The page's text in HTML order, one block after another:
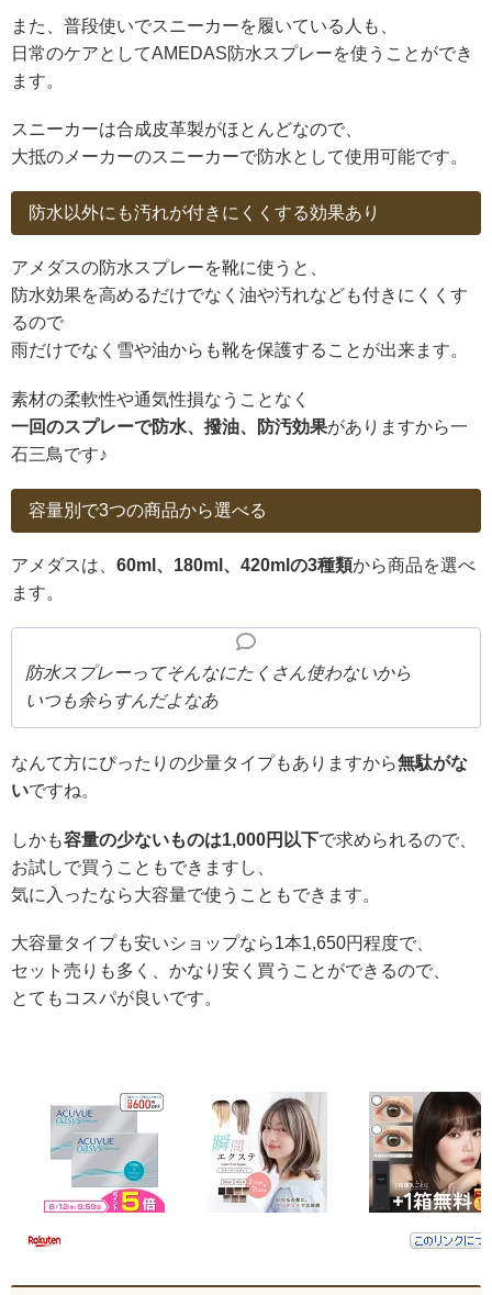
また、普段使いでスニーカーを履いている人も、
日常のケアとしてAMEDAS防水スプレーを使うことができ
ます。
スニーカーは合成皮革製がほとんどなので、
大抵のメーカーのスニーカーで防水として使用可能です。
防水以外にも汚れが付きにくくする効果あり
アメダスの防水スプレーを靴に使うと、
防水効果を高めるだけでなく油や汚れなども付きにくくす
るので
雨だけでなく雪や油からも靴を保護することが出来ます。
素材の柔軟性や通気性損なうことなく
一回のスプレーで防水、撥油、防汚効果がありますから一
石三鳥です♪
容量別で3つの商品から選べる
アメダスは、 60ml、180ml、420mlの3種類から商品を選べ
ます。
防水スプレーってそんなにたくさん使わないから
いつも余らすんだよなあ
なんて方にぴったりの少量タイプもありますから無駄がな
いですね。
しかも容量の少ないものは1,000円以下で求められるので、
お試しで買うこともできますし、
気に入ったなら大容量で使うこともできます。
大容量タイプも安いショップなら1本1,650円程度で、
セット売りも多く、かなり安く買うことができるので、
とてもコスパが良いです。